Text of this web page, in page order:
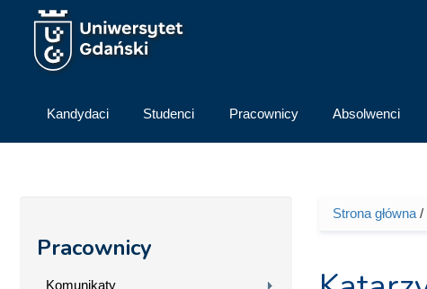
Przejdź do treści
Kandydaci Studenci Pracownicy Absolwenci
Pracownicy
Komunikaty
Jesteś
Strona główna/